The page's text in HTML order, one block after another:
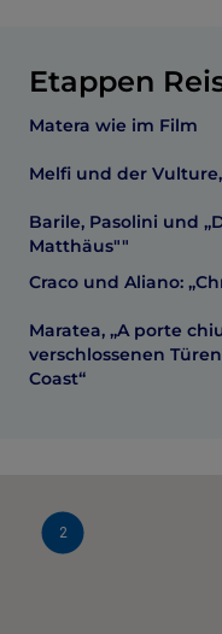
Etappen
Matera wie im Film
Melfi und der
Barile, Pasolini und
Matthäus""
Craco und Aliano:
Maratea, „A porte
verschlossenen
Coast“
2